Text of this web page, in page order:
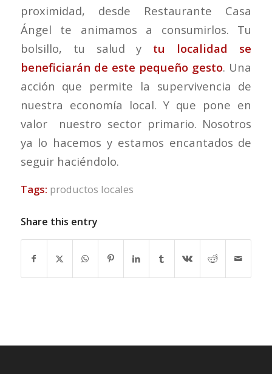
proximidad, desde Restaurante Casa
Ángel te animamos a consumirlos. Tu
bolsillo, tu salud y tu localidad se
beneficiarán de este pequeño gesto. Una
acción que permite la supervivencia de
nuestra economía local. Y que pone en
valor nuestro sector primario. Nosotros
ya lo hacemos y estamos encantados de
seguir haciéndolo.
Tags: productos locales
Share this entry